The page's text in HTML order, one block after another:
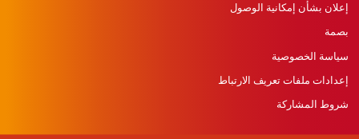
إعلان بشأن إمكانية الوصول
بصمة
سياسة الخصوصية
إعدادات ملفات تعريف الارتباط
شروط المشاركة